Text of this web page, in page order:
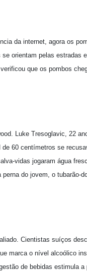
da internet, agora os
orientam pelas estradas
que os pombos
Luke Tresoglavic, 22
60 centímetros se
vidas jogaram água
do jovem, o tubarão-
Cientistas suíços
marca o nível alcoólico
de bebidas estimula